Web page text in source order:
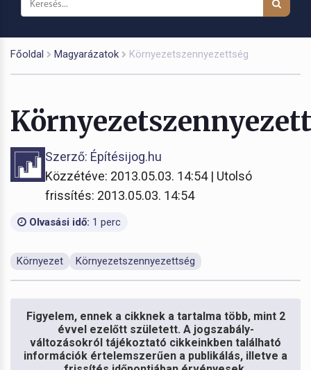
Főoldal Magyarázatok Környezetszennyezettség
Szerző: Építésijog.hu
Közzétéve: 2013.05.03. 14:54 | Utolsó
frissítés: 2013.05.03. 14:54
Olvasási idő: 1 perc
Környezet Környezetszennyezettség
Figyelem, ennek a cikknek a tartalma több, mint 2
évvel ezelőtt született. A jogszabály-
változásokról tájékoztató cikkeinkben található
információk értelemszerűen a publikálás, illetve a